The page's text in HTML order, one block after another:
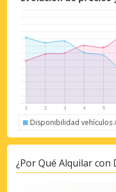
Disponibilidad vehículos
¿Por Qué Alquilar con